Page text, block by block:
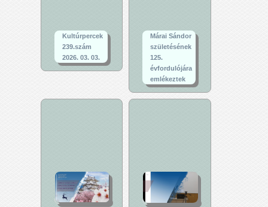
Kultúrpercek
239.szám
2026. 03. 03.
Márai Sándor
születésének
125.
évfordulójára
emlékeztek